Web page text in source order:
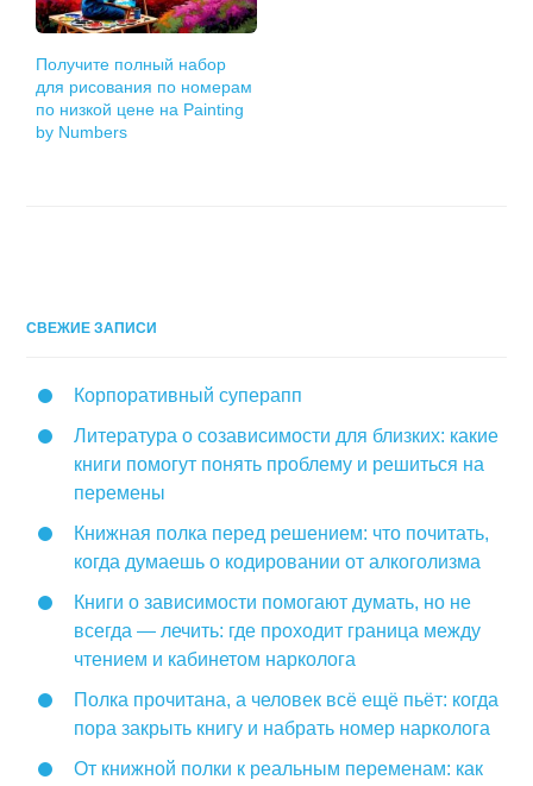
Получите полный набор
для рисования по номерам
по низкой цене на Painting
by Numbers
СВЕЖИЕ ЗАПИСИ
Корпоративный суперапп
Литература о созависимости для близких: какие
книги помогут понять проблему и решиться на
перемены
Книжная полка перед решением: что почитать,
когда думаешь о кодировании от алкоголизма
Книги о зависимости помогают думать, но не
всегда — лечить: где проходит граница между
чтением и кабинетом нарколога
Полка прочитана, а человек всё ещё пьёт: когда
пора закрыть книгу и набрать номер нарколога
От книжной полки к реальным переменам: как